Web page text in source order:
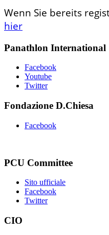
Wenn Sie bereits
hier
Panathlon International
Facebook
Youtube
Twitter
Fondazione D.Chiesa
Facebook
PCU Committee
Sito ufficiale
Facebook
Twitter
CIO